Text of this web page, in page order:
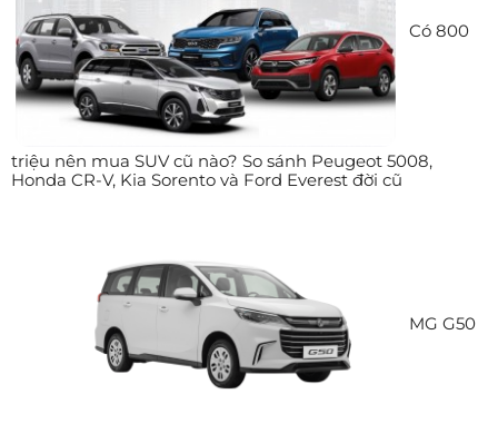
Có 800
triệu nên mua SUV cũ nào? So sánh Peugeot 5008,
Honda CR-V, Kia Sorento và Ford Everest đời cũ
MG G50